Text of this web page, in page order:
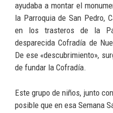
ayudaba a montar el
la Parroquia de San Pedro,
en los trasteros de la
desparecida Cofradía de
De ese «descubrimiento»,
de fundar la Cofradía.
Este grupo de niños, junto
posible que en esa Semana